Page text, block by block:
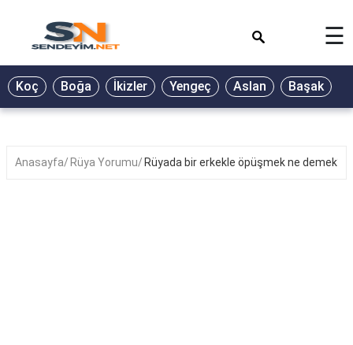
BİYOGRAFİ
GALERİ
☰
Koç Boğa İkizler Yengeç Aslan Başak
Anasayfa Rüya Yorumu Rüyada bir erkekle öpüşmek ne demek?